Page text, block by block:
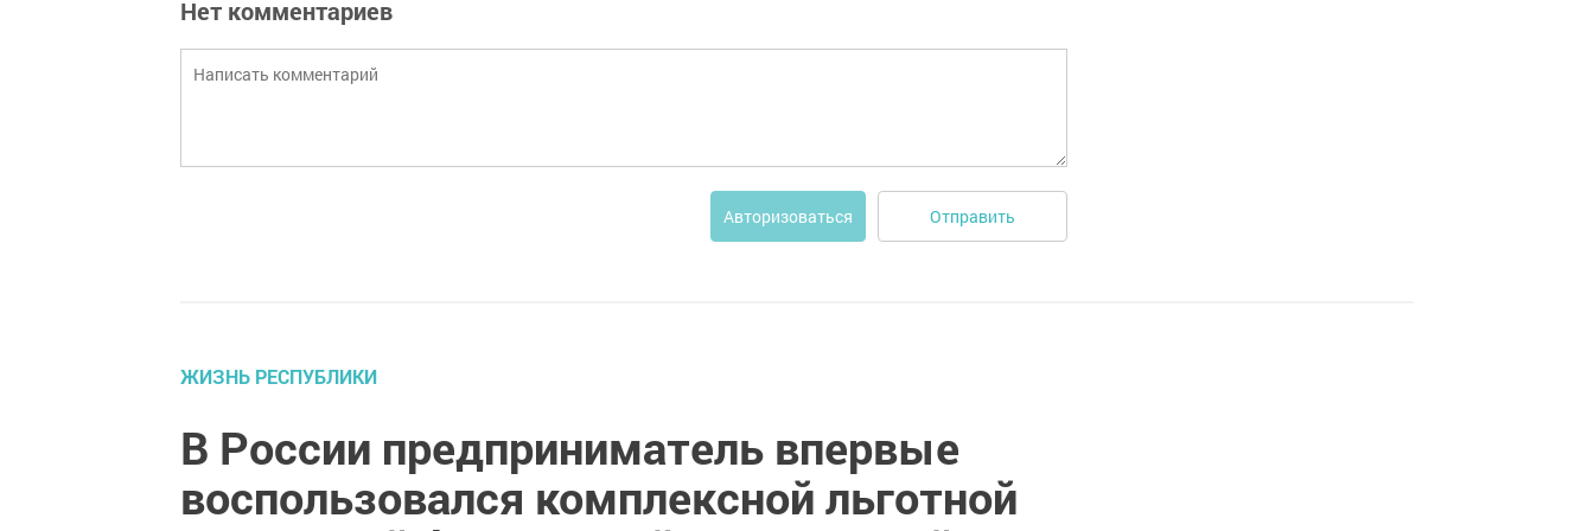
Нет комментариев
Авторизоваться Отправить
ЖИЗНЬ РЕСПУБЛИКИ
В России предприниматель впервые
воспользовался комплексной льготной